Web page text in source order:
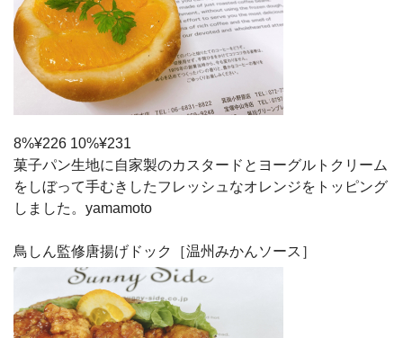
8%¥226 10%¥231
菓子パン生地に自家製のカスタードとヨーグルトクリーム
をしぼって手むきしたフレッシュなオレンジをトッピング
しました。yamamoto
鳥しん監修唐揚げドック［温州みかんソース］